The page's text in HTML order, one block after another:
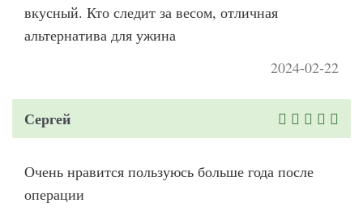
вкусный. Кто следит за весом, отличная
альтернатива для ужина
2024-02-22
Сергей
Очень нравится пользуюсь больше года после
операции